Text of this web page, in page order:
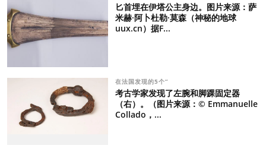
匕首埋在伊塔公主身边。图片来源：萨
米赫·阿卜杜勒·莫森（神秘的地球
uux.cn）据F...
在法国发现的5个“
考古学家发现了左腕和脚踝固定器
（右）。（图片来源：© Emmanuelle
Collado，...